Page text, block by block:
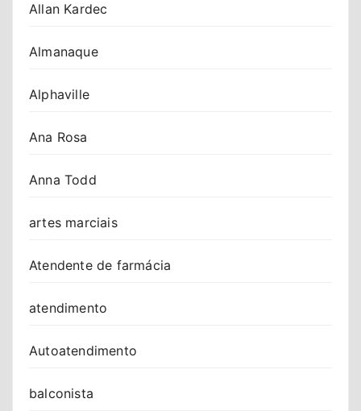
Allan Kardec
Almanaque
Alphaville
Ana Rosa
Anna Todd
artes marciais
Atendente de farmácia
atendimento
Autoatendimento
balconista